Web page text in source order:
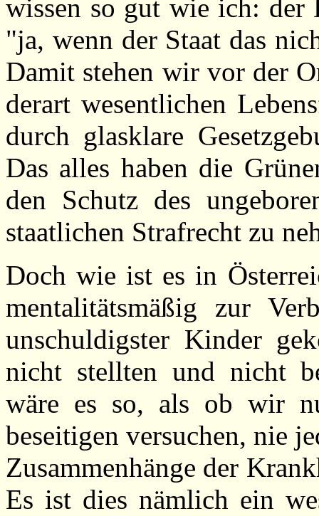
wissen so gut wie ich: der
"ja, wenn der Staat das
Damit stehen wir vor der
derart wesentlichen
durch glasklare
Das alles haben die
den Schutz des
staatlichen Strafrecht zu
Doch wie ist es in
mentalitätsmäßig zur
unschuldigster Kinder
nicht stellten und nicht
wäre es so, als ob wir
beseitigen versuchen, nie
Zusammenhänge der
Es ist dies nämlich ein